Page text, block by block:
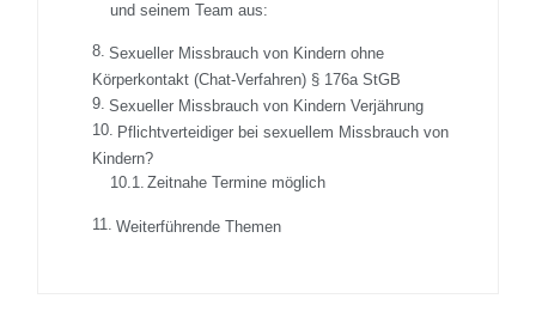
und seinem Team aus:
Sexueller Missbrauch von Kindern ohne
Körperkontakt (Chat-Verfahren) § 176a StGB
Sexueller Missbrauch von Kindern Verjährung
Pflichtverteidiger bei sexuellem Missbrauch von
Kindern?
Zeitnahe Termine möglich
Weiterführende Themen